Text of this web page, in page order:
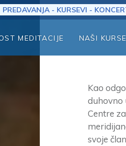
- KURSEVI -
MEDITACIJE NAŠI
Kao
duhovno
Centre
svoje